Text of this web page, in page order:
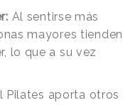
Al sentirse más
mayores tienden
lo que a su vez
Pilates aporta otros